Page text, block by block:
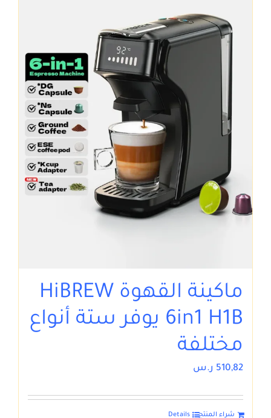
ماكينة القهوة HiBREW
6in1 H1B يوفر ستة أنواع
مختلفة
510,82 ر.س
شراء المنتج Details